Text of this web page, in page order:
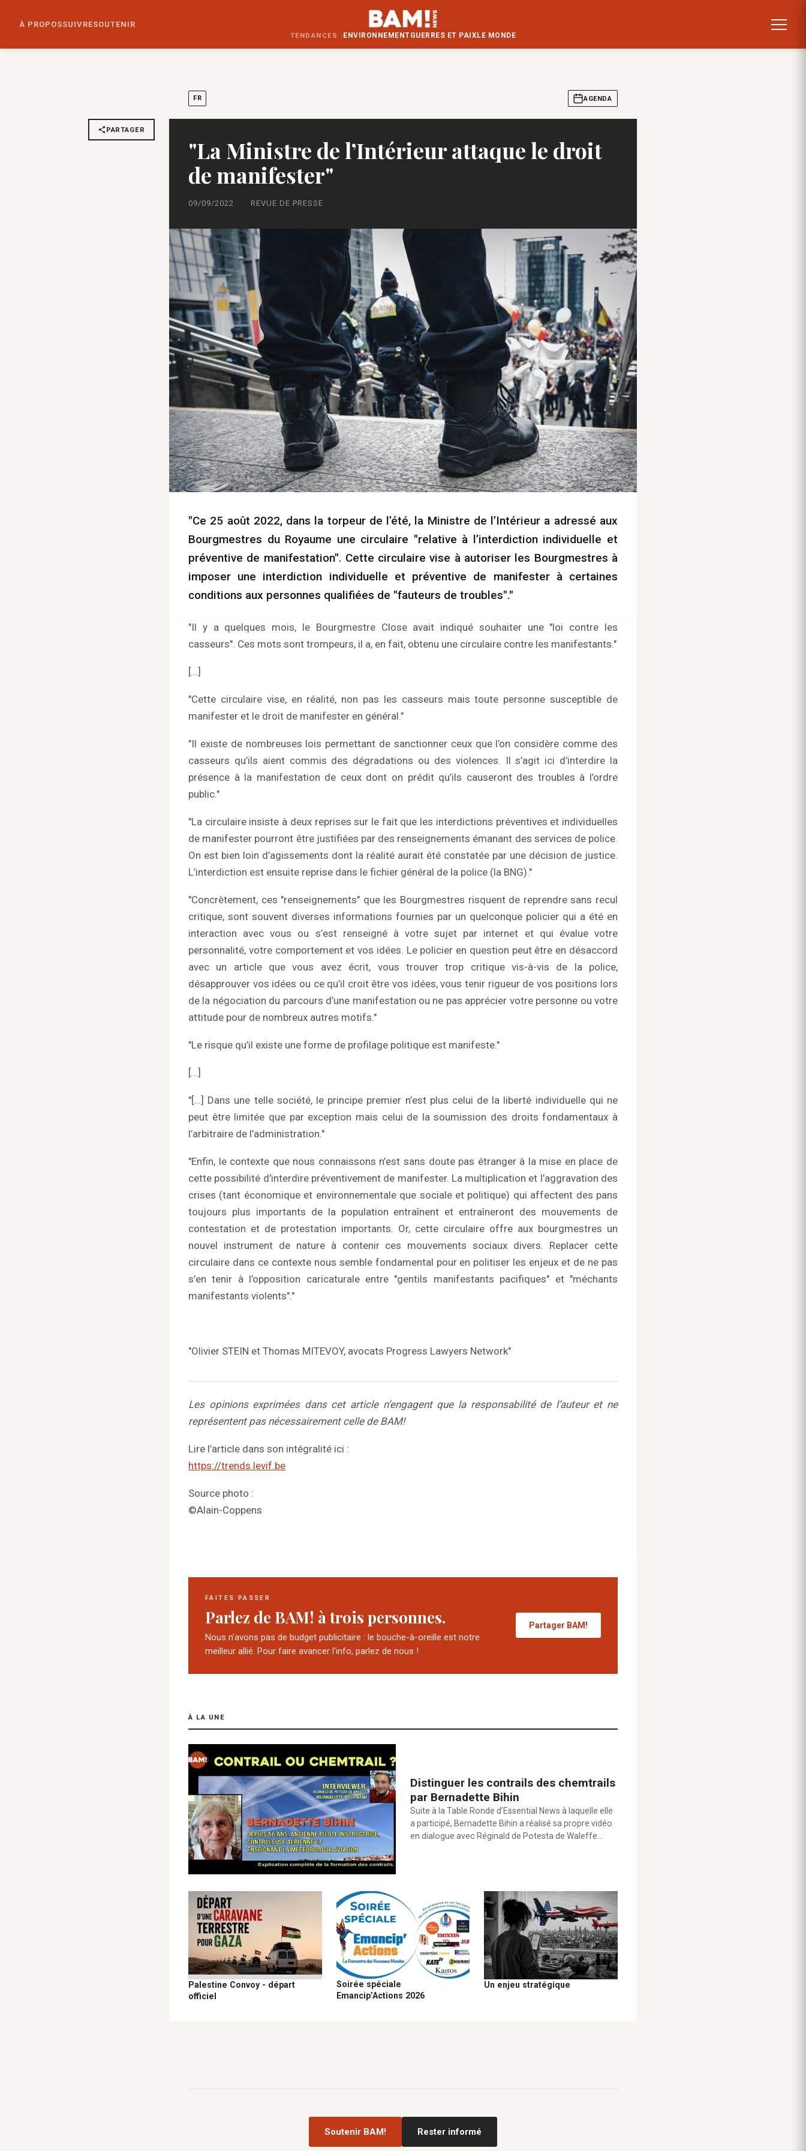
À PROPOSSUIVRESOUTENIR
TENDANCES : ENVIRONNEMENTGUERRES ET PAIXLE MONDE
FR AGENDA
PARTAGER
"La Ministre de l’Intérieur attaque le droit
de manifester"
09/09/2022 · REVUE DE PRESSE
"Ce 25 août 2022, dans la torpeur de l’été, la Ministre de l’Intérieur a adressé aux
Bourgmestres du Royaume une circulaire "relative à l’interdiction individuelle et
préventive de manifestation". Cette circulaire vise à autoriser les Bourgmestres à
imposer une interdiction individuelle et préventive de manifester à certaines
conditions aux personnes qualifiées de "fauteurs de troubles"."
"Il y a quelques mois, le Bourgmestre Close avait indiqué souhaiter une "loi contre les
casseurs". Ces mots sont trompeurs, il a, en fait, obtenu une circulaire contre les manifestants."
[...]
"Cette circulaire vise, en réalité, non pas les casseurs mais toute personne susceptible de
manifester et le droit de manifester en général."
"Il existe de nombreuses lois permettant de sanctionner ceux que l’on considère comme des
casseurs qu’ils aient commis des dégradations ou des violences. Il s’agit ici d’interdire la
présence à la manifestation de ceux dont on prédit qu’ils causeront des troubles à l’ordre
public."
"La circulaire insiste à deux reprises sur le fait que les interdictions préventives et individuelles
de manifester pourront être justifiées par des renseignements émanant des services de police.
On est bien loin d’agissements dont la réalité aurait été constatée par une décision de justice.
L’interdiction est ensuite reprise dans le fichier général de la police (la BNG)."
"Concrètement, ces "renseignements" que les Bourgmestres risquent de reprendre sans recul
critique, sont souvent diverses informations fournies par un quelconque policier qui a été en
interaction avec vous ou s’est renseigné à votre sujet par internet et qui évalue votre
personnalité, votre comportement et vos idées. Le policier en question peut être en désaccord
avec un article que vous avez écrit, vous trouver trop critique vis-à-vis de la police,
désapprouver vos idées ou ce qu’il croit être vos idées, vous tenir rigueur de vos positions lors
de la négociation du parcours d’une manifestation ou ne pas apprécier votre personne ou votre
attitude pour de nombreux autres motifs."
"Le risque qu’il existe une forme de profilage politique est manifeste."
[...]
"[...] Dans une telle société, le principe premier n’est plus celui de la liberté individuelle qui ne
peut être limitée que par exception mais celui de la soumission des droits fondamentaux à
l’arbitraire de l’administration."
"Enfin, le contexte que nous connaissons n’est sans doute pas étranger à la mise en place de
cette possibilité d’interdire préventivement de manifester. La multiplication et l’aggravation des
crises (tant économique et environnementale que sociale et politique) qui affectent des pans
toujours plus importants de la population entraînent et entraîneront des mouvements de
contestation et de protestation importants. Or, cette circulaire offre aux bourgmestres un
nouvel instrument de nature à contenir ces mouvements sociaux divers. Replacer cette
circulaire dans ce contexte nous semble fondamental pour en politiser les enjeux et de ne pas
s’en tenir à l’opposition caricaturale entre "gentils manifestants pacifiques" et "méchants
manifestants violents"."
"Olivier STEIN et Thomas MITEVOY, avocats Progress Lawyers Network"
Les opinions exprimées dans cet article n’engagent que la responsabilité de l’auteur et ne
représentent pas nécessairement celle de BAM!
Lire l’article dans son intégralité ici :
https://trends.levif.be
Source photo :
©Alain-Coppens
FAITES PASSER
Parlez de BAM! à trois personnes.
Nous n'avons pas de budget publicitaire : le bouche-à-oreille est notre
meilleur allié. Pour faire avancer l'info, parlez de nous !
Partager BAM!
À LA UNE
Distinguer les contrails des chemtrails
par Bernadette Bihin
Suite à la Table Ronde d’Essential News à laquelle elle
a participé, Bernadette Bihin a réalisé sa propre vidéo
en dialogue avec Réginald de Potesta de Waleffe…
Palestine Convoy - départ
officiel
Soirée spéciale
Emancip’Actions 2026
Un enjeu stratégique
Soutenir BAM! Rester informé